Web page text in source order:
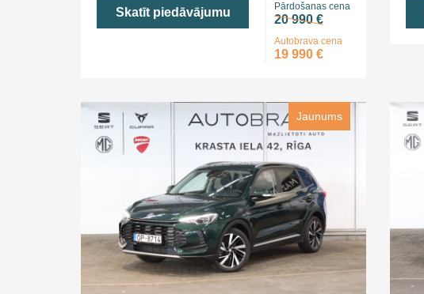
Skatīt piedāvājumu
Pārdošanas cena
20 990 €
Autobrava cena
19 990 €
Jaunums